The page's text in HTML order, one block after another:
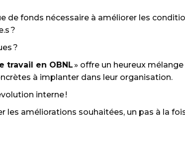
de fonds nécessaire à améliorer les
?
?
travail en OBNL» offre un heureux
à implanter dans leur organisation.
interne !
les améliorations souhaitées, un pas à la